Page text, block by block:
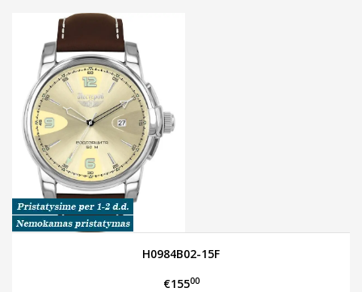
H0984B02-15F
€15500